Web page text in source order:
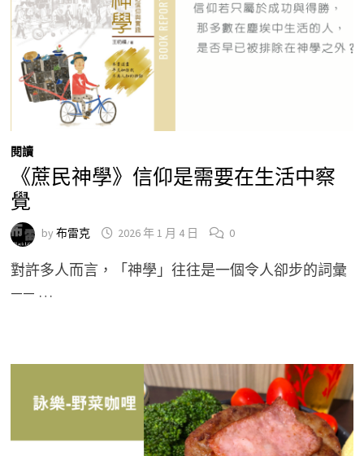
閱讀
《蔗民神學》信仰是需要在生活中察
覺
by 布雷克 2026 年 1 月 4 日 0
對許多人而言，「神學」往往是一個令人卻步的詞彙
—— …